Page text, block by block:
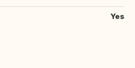
Yes